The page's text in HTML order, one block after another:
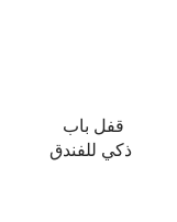
قفل باب
ذكي للفندق